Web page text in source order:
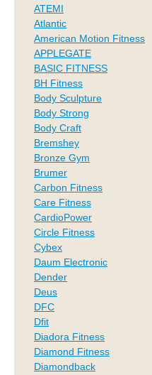
ATEMI
Atlantic
American Motion Fitness
APPLEGATE
BASIC FITNESS
BH Fitness
Body Sculpture
Body Strong
Body Craft
Bremshey
Bronze Gym
Brumer
Carbon Fitness
Care Fitness
CardioPower
Circle Fitness
Cybex
Daum Electronic
Dender
Deus
DFC
Dfit
Diadora Fitness
Diamond Fitness
Diamondback